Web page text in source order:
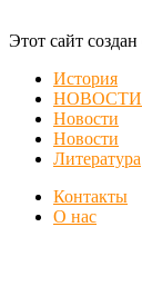
Этот сайт
История
НОВОСТИ
Новости
Новости
Литература
Контакты
О нас